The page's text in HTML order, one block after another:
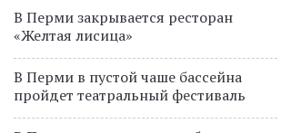
В Перми закрывается ресторан
«Желтая лисица»
В Перми в пустой чаше бассейна
пройдет театральный фестиваль